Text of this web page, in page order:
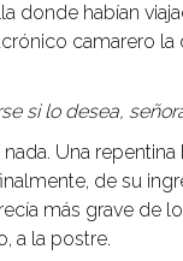
donde habían
camarero la
si lo desea,
Una repentina
de su
más grave de
a la postre.